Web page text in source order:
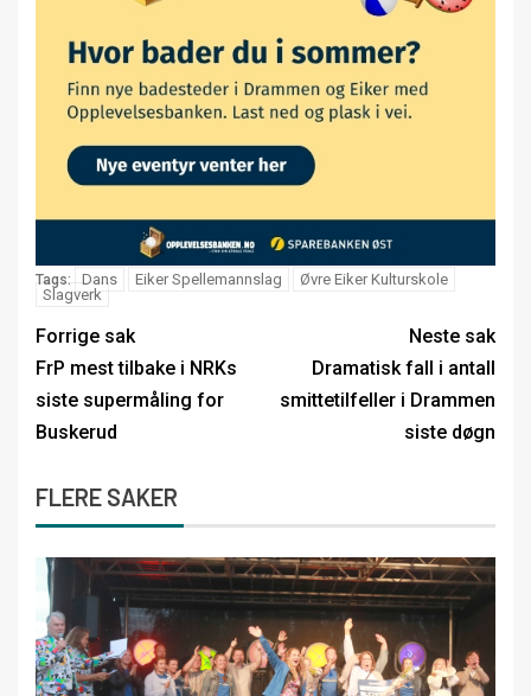
Tags: Dans Eiker Spellemannslag
Øvre Eiker Kulturskole
Slagverk
Forrige sak
FrP mest tilbake i NRKs
siste supermåling for
Buskerud
Neste sak
Dramatisk fall i antall
smittetilfeller i Drammen
siste døgn
FLERE SAKER